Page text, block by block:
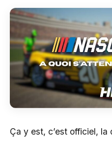
Ça y est, c’est officiel,